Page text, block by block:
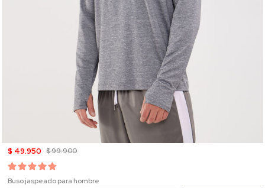
$ 49.950 $ 99.900
Buso jaspeado para hombre